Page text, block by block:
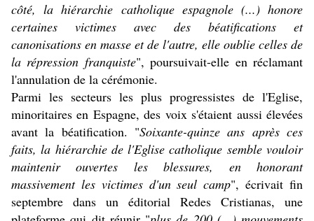
côté, la hiérarchie catholique espagnole (...) honore
certaines victimes avec des béatifications et
canonisations en masse et de l'autre, elle oublie celles de
la répression franquiste", poursuivait-elle en réclamant
l'annulation de la cérémonie.
Parmi les secteurs les plus progressistes de l'Eglise,
minoritaires en Espagne, des voix s'étaient aussi élevées
avant la béatification. "Soixante-quinze ans après ces
faits, la hiérarchie de l'Eglise catholique semble vouloir
maintenir ouvertes les blessures, en honorant
massivement les victimes d'un seul camp", écrivait fin
septembre dans un éditorial Redes Cristianas, une